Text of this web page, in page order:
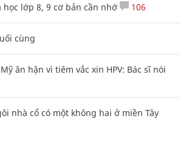
học lớp 8, 9 cơ bản cần nhớ 106
cùng
ân hận vì tiêm vắc xin HPV: Bác sĩ nói
nhà cổ có một không hai ở miền Tây